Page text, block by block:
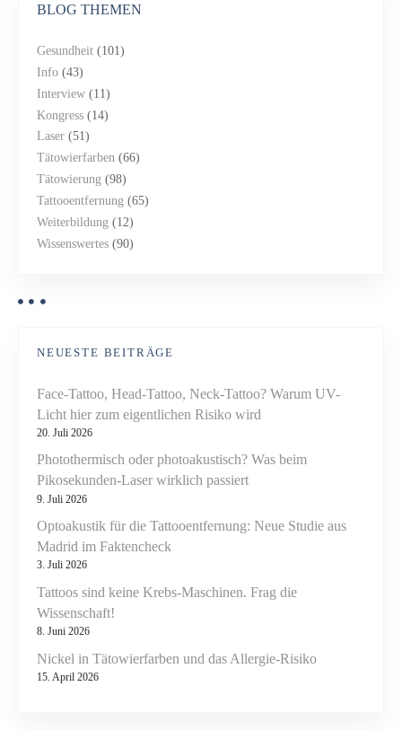
BLOG THEMEN
Gesundheit (101)
Info (43)
Interview (11)
Kongress (14)
Laser (51)
Tätowierfarben (66)
Tätowierung (98)
Tattooentfernung (65)
Weiterbildung (12)
Wissenswertes (90)
NEUESTE BEITRÄGE
Face-Tattoo, Head-Tattoo, Neck-Tattoo? Warum UV-
Licht hier zum eigentlichen Risiko wird
20. Juli 2026
Photothermisch oder photoakustisch? Was beim
Pikosekunden-Laser wirklich passiert
9. Juli 2026
Optoakustik für die Tattooentfernung: Neue Studie aus
Madrid im Faktencheck
3. Juli 2026
Tattoos sind keine Krebs-Maschinen. Frag die
Wissenschaft!
8. Juni 2026
Nickel in Tätowierfarben und das Allergie-Risiko
15. April 2026